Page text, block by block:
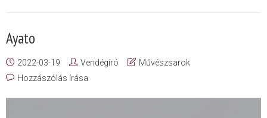
Ayato
2022-03-19 Vendégíró
Művészsarok
Hozzászólás írása